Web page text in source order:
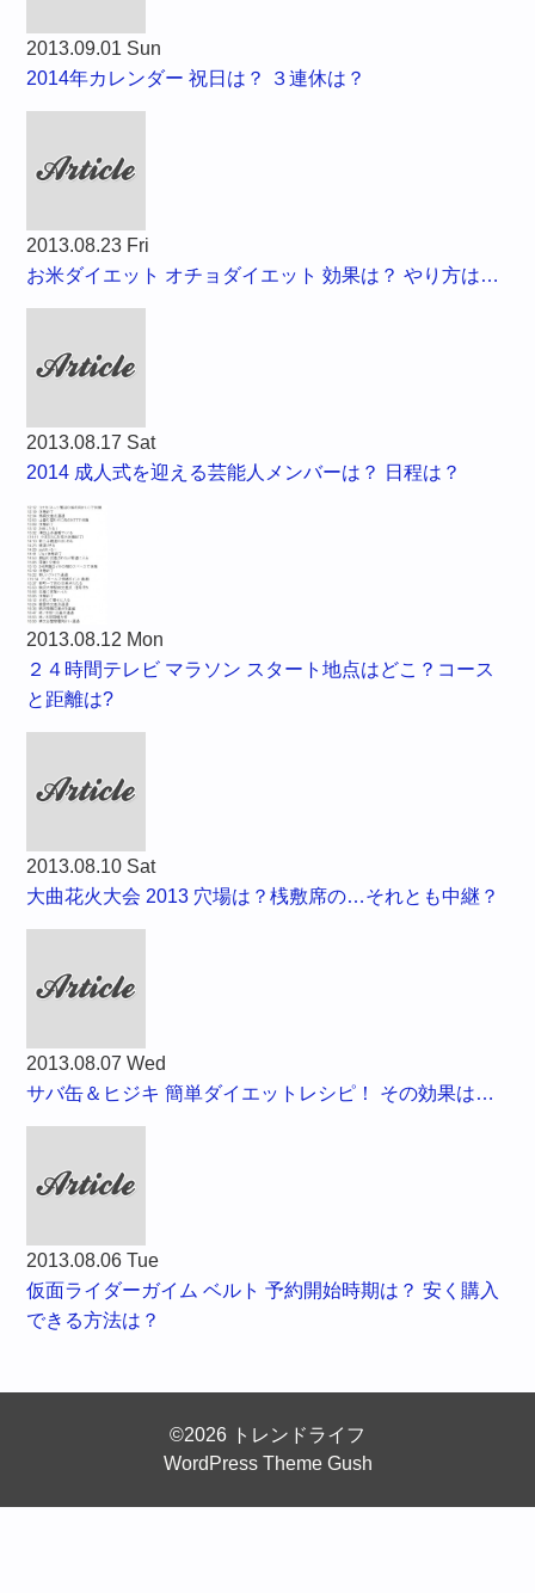
2013.09.01 Sun
2014年カレンダー 祝日は？ ３連休は？
2013.08.23 Fri
お米ダイエット オチョダイエット 効果は？ やり方は…
2013.08.17 Sat
2014 成人式を迎える芸能人メンバーは？ 日程は？
2013.08.12 Mon
２４時間テレビ マラソン スタート地点はどこ？コース
と距離は?
2013.08.10 Sat
大曲花火大会 2013 穴場は？桟敷席の…それとも中継？
2013.08.07 Wed
サバ缶＆ヒジキ 簡単ダイエットレシピ！ その効果は…
2013.08.06 Tue
仮面ライダーガイム ベルト 予約開始時期は？ 安く購入
できる方法は？
©2026 トレンドライフ
WordPress Theme Gush